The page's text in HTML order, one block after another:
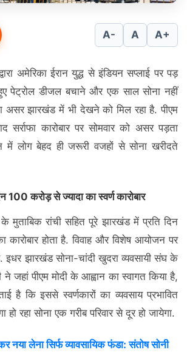
A- A A+
अमेरिका ईरान युद्ध से इंडियन सप्लाई पर पड़
पेट्रोल डीजल बचाने और एक साल सोना नहीं
असर झारखंड में भी देखने को मिल रहा है. पीएम
कारोबार पर सोमवार को असर पड़ता
लोग बेहद ही जरूरी वजहों से सोना खरीदते
100 करोड़ से ज्यादा का स्वर्ण कारोबार
रांची सहित पूरे झारखंड में प्रति दिन
कारोबार होता है. विवाह और विशेष आयोजन पर
इधर झारखंड सोना-चांदी खुदरा व्यवसायी संघ के
ने जहां पीएम मोदी के आह्वान का स्वागत किया है,
है कि इससे स्वर्णकारों का व्यवसाय प्रभावित
हो रहा सोना एक गरीब परिवार से दूर हो जायेगा.
नया लेना सिर्फ व्यावसायिक फंडा: संतोष सोनी